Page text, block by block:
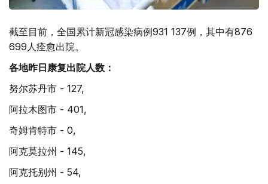
截至目前，全国累计新冠感染病例931 137例，其中有876
699人痊愈出院。
各地昨日康复出院人数：
努尔苏丹市 - 127,
阿拉木图市 - 401,
奇姆肯特市 - 0,
阿克莫拉州 - 145,
阿克托别州 - 54,